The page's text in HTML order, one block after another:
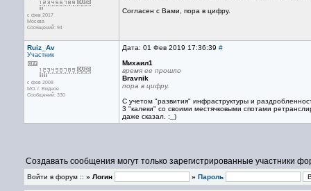
с фев 2017
Москва
Сообщений: 94
Согласен с Вами, пора в цифру.
Ruiz_Av
Участник
с фев 2008
МО. г. Видное
Сообщений: 330
Дата: 01 Фев 2019 17:36:39 #
Михаил1
время ее прошло
Bravnik
пора в цифру.
С учетом "развития" инфраструктуры и
3 "калеки" со своими местячковыми спотами
даже сказал. :_)
Создавать сообщения могут только зарегистрированные участники
Войти в форум :: » Логин » Пароль